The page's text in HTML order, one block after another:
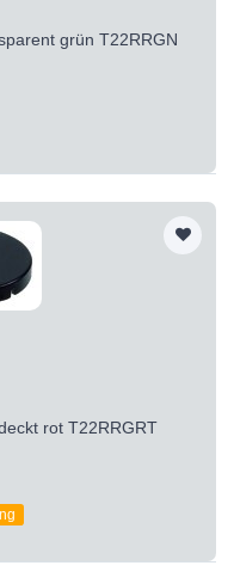
grün T22RRGN
rot T22RRGRT